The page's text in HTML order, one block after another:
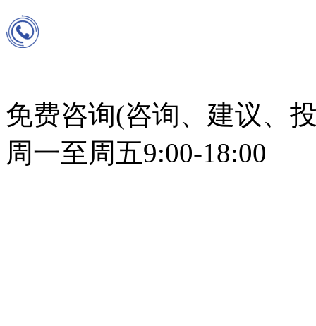
免费咨询(咨询、建议、
周一至周五9:00-18:00